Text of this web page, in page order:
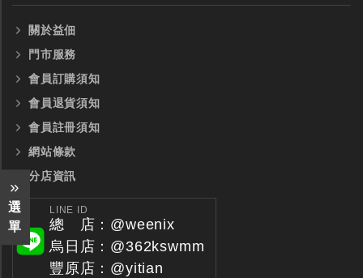
選
單
關於益佃
門市服務
會員訂購須知
會員退貨須知
會員註冊須知
網站條款
分店資訊
LINE ID
總 店：@weenix
烏日店：@362kswmm
豐原店：@yitian